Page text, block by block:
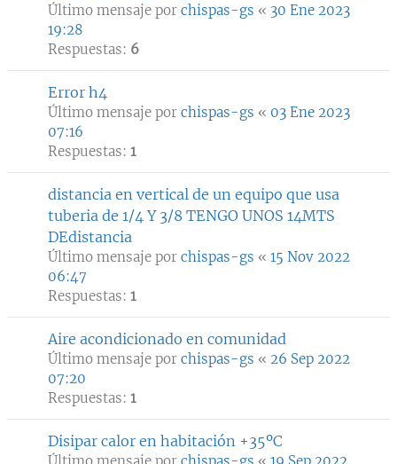
Último mensaje por chispas-gs « 30 Ene 2023
19:28
Respuestas: 6
Error h4
Último mensaje por chispas-gs « 03 Ene 2023
07:16
Respuestas: 1
distancia en vertical de un equipo que usa
tuberia de 1/4 Y 3/8 TENGO UNOS 14MTS
DEdistancia
Último mensaje por chispas-gs « 15 Nov 2022
06:47
Respuestas: 1
Aire acondicionado en comunidad
Último mensaje por chispas-gs « 26 Sep 2022
07:20
Respuestas: 1
Disipar calor en habitación +35ºC